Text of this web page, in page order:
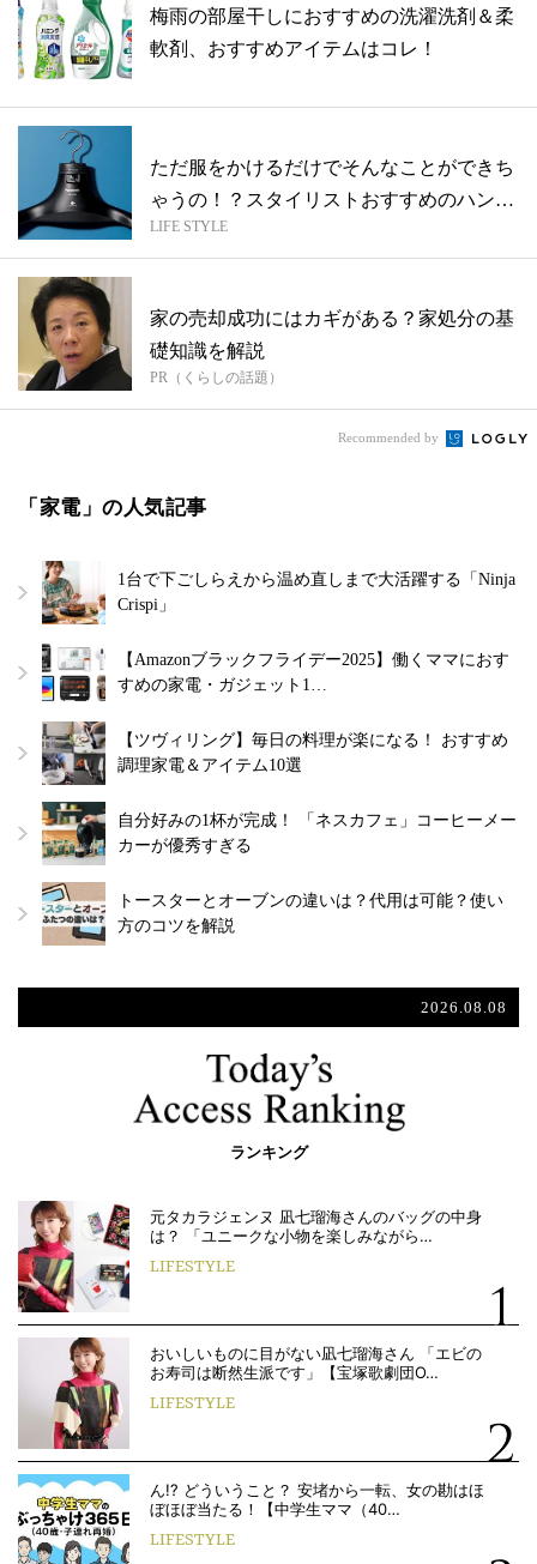
梅雨の部屋干しにおすすめの洗濯洗剤＆柔
軟剤、おすすめアイテムはコレ！
ただ服をかけるだけでそんなことができち
ゃうの！？スタイリストおすすめのハンガ
ーが...
LIFE STYLE
家の売却成功にはカギがある？家処分の基
礎知識を解説
PR（くらしの話題）
Recommended by
「家電」の人気記事
1台で下ごしらえから温め直しまで大活躍する「Ninja
Crispi」
【Amazonブラックフライデー2025】働くママにおす
すめの家電・ガジェット1…
【ツヴィリング】毎日の料理が楽になる！ おすすめ
調理家電＆アイテム10選
自分好みの1杯が完成！ 「ネスカフェ」コーヒーメー
カーが優秀すぎる
トースターとオーブンの違いは？代用は可能？使い
方のコツを解説
2026.08.08
ランキング
元タカラジェンヌ 凪七瑠海さんのバッグの中身
は？ 「ユニークな小物を楽しみながら…
LIFESTYLE
おいしいものに目がない凪七瑠海さん 「エビの
お寿司は断然生派です」【宝塚歌劇団O…
LIFESTYLE
ん!? どういうこと？ 安堵から一転、女の勘はほ
ぼほぼ当たる！【中学生ママ（40…
LIFESTYLE